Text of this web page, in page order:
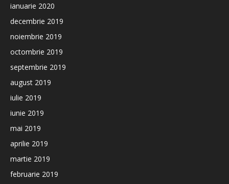
ianuarie 2020
decembrie 2019
noiembrie 2019
octombrie 2019
septembrie 2019
august 2019
iulie 2019
iunie 2019
mai 2019
aprilie 2019
martie 2019
februarie 2019